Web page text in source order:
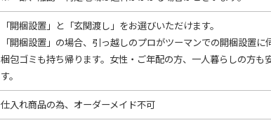
「開梱設置」と「玄関渡し」をお選びいただけます。
「開梱設置」の場合、引っ越しのプロがツーマンでの開梱設置に
梱包ゴミも持ち帰ります。女性・ご年配の方、一人暮らしの方も
す。
仕入れ商品の為、オーダーメイド不可